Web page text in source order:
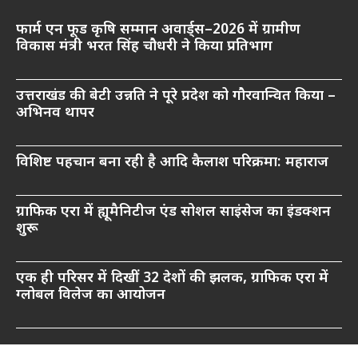
फार्म एन फूड कृषि सम्मान अवार्ड्स–2026 में ग्रामीण
विकास मंत्री भरत सिंह चौधरी ने किया प्रतिभाग
उत्तराखंड की बेटी उन्नति ने पूरे प्रदेश को गौरवान्वित किया –
अभिनव थापर
विशिष्ट पहचान बना रही है आदि कैलाश परिक्रमा: महाराज
ग्राफिक एरा में ह्यूमैनिटीज एंड सोशल साइंसेज का इंडक्शन
शुरू
एक ही परिसर में दिखीं 32 देशों की झलक, ग्राफिक एरा में
ग्लोबल विलेज का आयोजन